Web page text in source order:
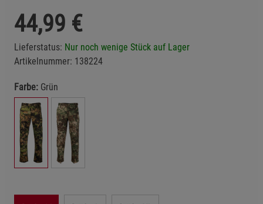
44,99 €
Lieferstatus: Nur noch wenige Stück auf Lager
Artikelnummer: 138224
Farbe: Grün